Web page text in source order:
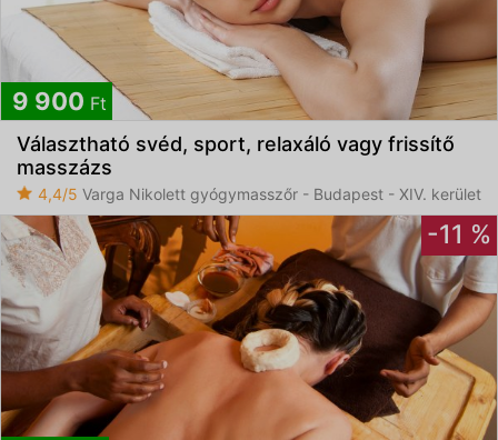
9 900 Ft
Választható svéd, sport, relaxáló vagy frissítő
masszázs
4,4/5 Varga Nikolett gyógymasszőr - Budapest - XIV. kerület
-11 %